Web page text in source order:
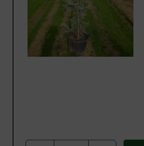
stahlblau
Die Krone der Blauen
einem sinnlichen
Der strahlende Anblick